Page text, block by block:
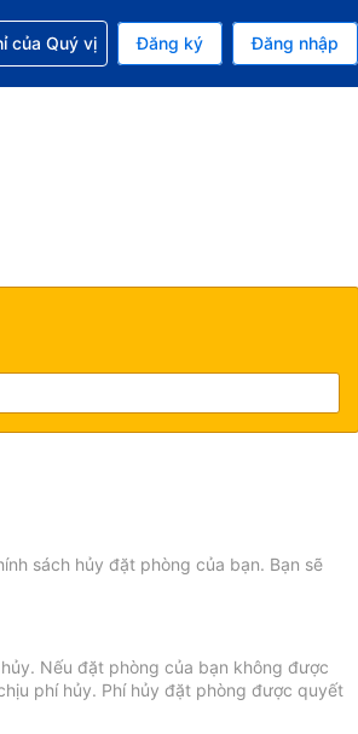
hiện tại của bạn là Đô la Mỹ
ngữ hiện tại của bạn là Tiếng Việt
đặt chỗ
của Quý vị Đăng ký Đăng nhập
sách hủy đặt phòng của bạn. Bạn sẽ
Nếu đặt phòng của bạn không được
phí hủy. Phí hủy đặt phòng được quyết